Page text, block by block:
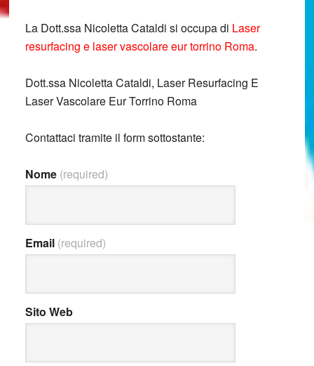
La Dott.ssa Nicoletta Cataldi si occupa di Laser
resurfacing e laser vascolare eur torrino Roma.
Dott.ssa Nicoletta Cataldi, Laser Resurfacing E
Laser Vascolare Eur Torrino Roma
Contattaci tramite il form sottostante:
Nome (required)
Email (required)
Sito Web